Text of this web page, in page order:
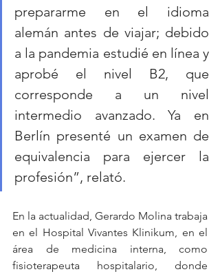
prepararme en el idioma
alemán antes de viajar; debido
a la pandemia estudié en línea y
aprobé el nivel B2, que
corresponde a un nivel
intermedio avanzado. Ya en
Berlín presenté un examen de
equivalencia para ejercer la
profesión”, relató.
En la actualidad, Gerardo Molina trabaja
en el Hospital Vivantes Klinikum, en el
área de medicina interna, como
fisioterapeuta hospitalario, donde